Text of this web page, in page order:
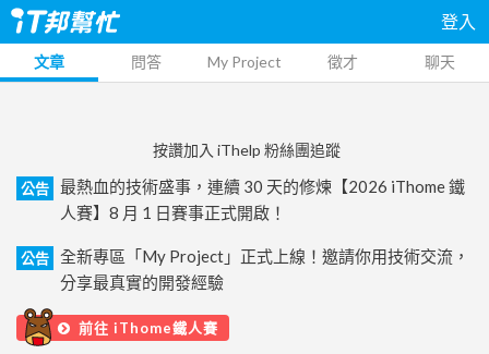
登入
文章 問答 My Project 徵才 聊天
按讚加入 iThelp 粉絲團追蹤
公告
最熱血的技術盛事，連續 30 天的修煉【2026 iThome 鐵
人賽】8 月 1 日賽事正式開啟！
公告
全新專區「My Project」正式上線！邀請你用技術交流，
分享最真實的開發經驗
前往 iThome鐵人賽